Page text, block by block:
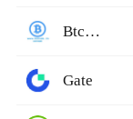
BtcTrade
Gate